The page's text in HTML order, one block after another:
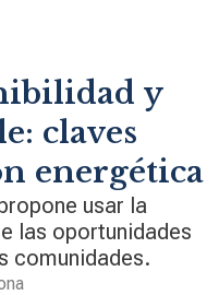
y
claves
energética
usar la
las oportunidades
comunidades.